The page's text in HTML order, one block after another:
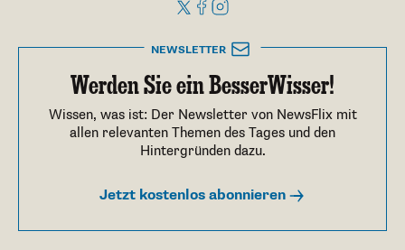
NEWSLETTER
Werden Sie ein BesserWisser!
Wissen, was ist: Der Newsletter von NewsFlix mit
allen relevanten Themen des Tages und den
Hintergründen dazu.
Jetzt kostenlos abonnieren